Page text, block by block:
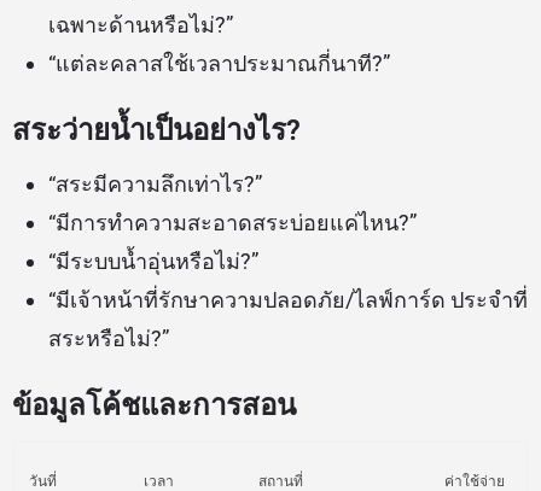
เฉพาะด้านหรือไม่?”
“แต่ละคลาสใช้เวลาประมาณกี่นาที?”
สระว่ายน้ำเป็นอย่างไร?
“สระมีความลึกเท่าไร?”
“มีการทำความสะอาดสระบ่อยแค่ไหน?”
“มีระบบน้ำอุ่นหรือไม่?”
“มีเจ้าหน้าที่รักษาความปลอดภัย/ไลฟ์การ์ด ประจำที่
สระหรือไม่?”
ข้อมูลโค้ชและการสอน
วันที่ เวลา สถานที่ ค่าใช้จ่าย